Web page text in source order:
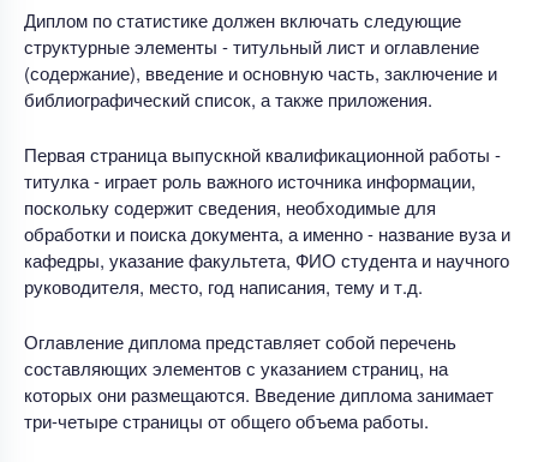
Диплом по статистике должен включать следующие
структурные элементы - титульный лист и оглавление
(содержание), введение и основную часть, заключение и
библиографический список, а также приложения.
Первая страница выпускной квалификационной работы -
титулка - играет роль важного источника информации,
поскольку содержит сведения, необходимые для
обработки и поиска документа, а именно - название вуза и
кафедры, указание факультета, ФИО студента и научного
руководителя, место, год написания, тему и т.д.
Оглавление диплома представляет собой перечень
составляющих элементов с указанием страниц, на
которых они размещаются. Введение диплома занимает
три-четыре страницы от общего объема работы.